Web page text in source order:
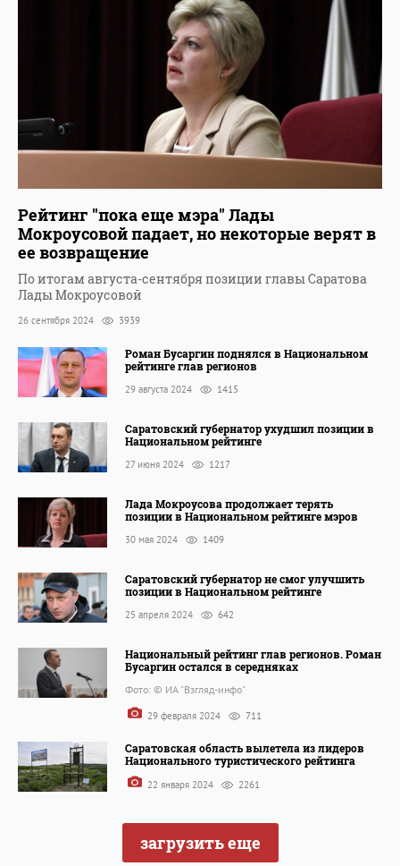
Рейтинг "пока еще мэра" Лады
Мокроусовой падает, но некоторые верят в
ее возвращение
По итогам августа-сентября позиции главы Саратова
Лады Мокроусовой
26 сентября 2024 3939
Роман Бусаргин поднялся в Национальном
рейтинге глав регионов
29 августа 2024 1415
Саратовский губернатор ухудшил позиции в
Национальном рейтинге
27 июня 2024 1217
Лада Мокроусова продолжает терять
позиции в Национальном рейтинге мэров
30 мая 2024 1409
Саратовский губернатор не смог улучшить
позиции в Национальном рейтинге
25 апреля 2024 642
Национальный рейтинг глав регионов. Роман
Бусаргин остался в середняках
Фото: © ИА "Взгляд-инфо"
29 февраля 2024 711
Саратовская область вылетела из лидеров
Национального туристического рейтинга
22 января 2024 2261
загрузить еще